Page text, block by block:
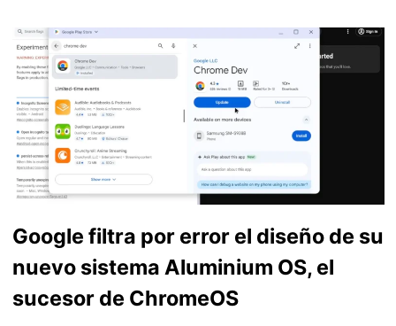
Google filtra por error el diseño de su
nuevo sistema Aluminium OS, el
sucesor de ChromeOS